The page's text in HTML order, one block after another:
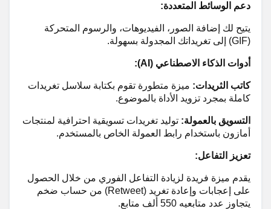
دعم الوسائط المتعددة:
يتيح لك إضافة الصور، الفيديوهات، والرسوم المتحركة
(GIF) إلى تغريداتك المجدولة بسهولة.
أدوات الذكاء الاصطناعي (AI):
كاتب الثريدات: ميزة متطورة تقوم بكتابة سلاسل تغريدات
كاملة بمجرد تزويد الأداة بالموضوع.
التسويق بالعمولة: توليد تغريدات تسويقية احترافية لمنتجات
أمازون باستخدام رابط العمولة الخاص بالمستخدم.
تعزيز التفاعل:
يقدم ميزة فريدة لزيادة التفاعل الفوري من خلال الحصول
على إعجابات وإعادة تغريد (Retweet) من حساب ضخم
يتجاوز عدد متابعيه 550 ألف متابع.